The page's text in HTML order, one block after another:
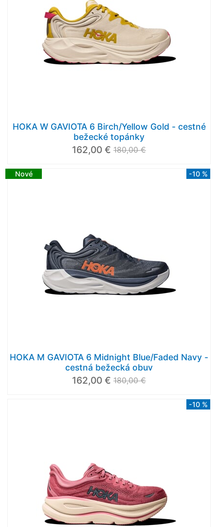
HOKA W GAVIOTA 6 Birch/Yellow Gold - cestné
bežecké topánky
162,00 € 180,00 €
Nové -10 %
HOKA M GAVIOTA 6 Midnight Blue/Faded Navy -
cestná bežecká obuv
162,00 € 180,00 €
-10 %